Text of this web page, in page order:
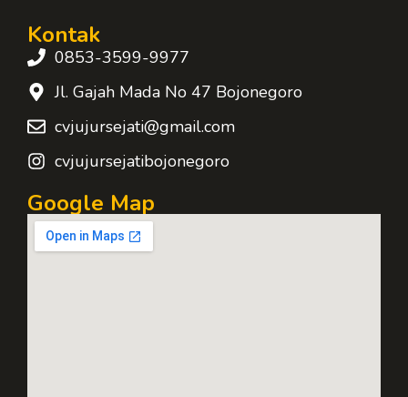
Kontak
0853-3599-9977
Jl. Gajah Mada No 47 Bojonegoro
cvjujursejati@gmail.com
cvjujursejatibojonegoro
Google Map